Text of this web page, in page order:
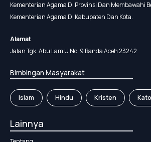
Kementerian Agama Di Provinsi Dan Membawahi
Kementerian Agama Di Kabupaten Dan Kota.
Alamat
Jalan Tgk. Abu Lam U No. 9 Banda Aceh 23242
Bimbingan Masyarakat
Islam Hindu Kristen
Lainnya